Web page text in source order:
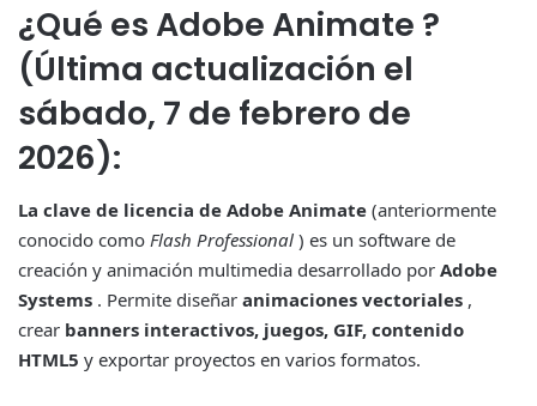
¿Qué esAdobe Animate ?
(Última actualización el
sábado, 7 de febrero de
2026):
La clave de licencia de Adobe Animate (anteriormente
conocido como Flash Professional ) es un software de
creación y animación multimedia desarrollado por Adobe
Systems . Permite diseñar animaciones vectoriales ,
crear banners interactivos, juegos, GIF, contenido
HTML5 y exportar proyectos en varios formatos.